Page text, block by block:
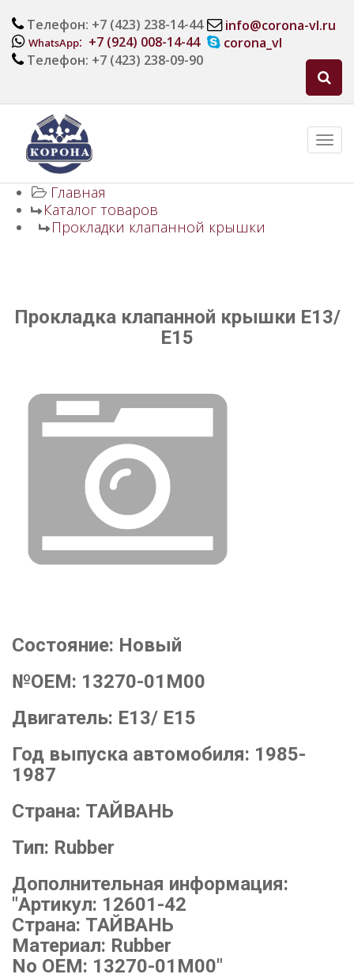
Телефон: +7 (423) 238-14-44
WhatsApp: +7 (924) 008-14-44
Телефон: +7 (423) 238-09-90
info@corona-vl.ru
corona_vl
Главная
Каталог товаров
Прокладки клапанной крышки
Прокладка клапанной крышки E13/
E15
Состояние: Новый
№OEM: 13270-01M00
Двигатель: E13/ E15
Год выпуска автомобиля: 1985-
1987
Страна: ТАЙВАНЬ
Тип: Rubber
Дополнительная информация:
"Артикул: 12601-42
Страна: ТАЙВАНЬ
Материал: Rubber
No OEM: 13270-01M00"